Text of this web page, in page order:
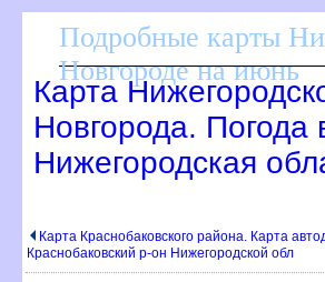
Подробные карты
Новгороде на июнь
Карта
Новгорода.
Нижегородская
Карта Краснобаковского района. Карта
Краснобаковский р-он Нижегородской обл